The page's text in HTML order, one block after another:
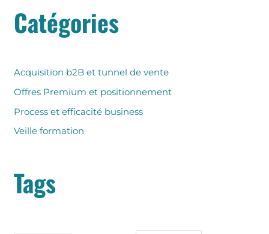
h
e
c
h
e
Catégories
Acquisition b2B et tunnel de vente
Offres Premium et positionnement
Process et efficacité business
Veille formation
Tags